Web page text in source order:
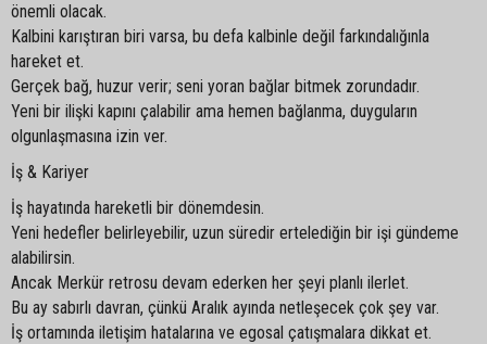
önemli olacak.
Kalbini karıştıran biri varsa, bu defa kalbinle değil farkındalığınla
hareket et.
Gerçek bağ, huzur verir; seni yoran bağlar bitmek zorundadır.
Yeni bir ilişki kapını çalabilir ama hemen bağlanma, duyguların
olgunlaşmasına izin ver.
İş & Kariyer
İş hayatında hareketli bir dönemdesin.
Yeni hedefler belirleyebilir, uzun süredir ertelediğin bir işi gündeme
alabilirsin.
Ancak Merkür retrosu devam ederken her şeyi planlı ilerlet.
Bu ay sabırlı davran, çünkü Aralık ayında netleşecek çok şey var.
İş ortamında iletişim hatalarına ve egosal çatışmalara dikkat et.